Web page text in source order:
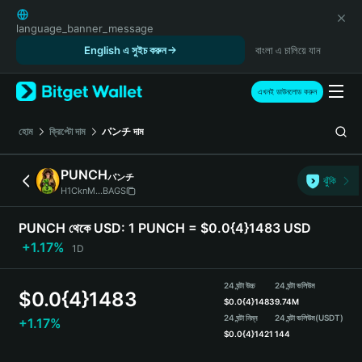
English
日本語
Русский
Español (Latinoamérica)
Türkçe
Italiano
Deutsch
简体中文
繁體中文
Português (Portugal)
Bahasa Indonesia
Español
language_banner_message
English এ সুইচ করুন
বাংলা এ চালিয়ে যান
এখনই ডাউনলোড করুন
হোম ক্রিপ্টো দাম パンチ দাম
PUNCHパンチ
H1CknM...BAGS
ঝুঁকি
PUNCH থেকে USD: 1 PUNCH = $0.0{4}1483 USD
+1.17%
1D
$0.0{4}1483
+1.17%
24 ঘন্টা উচ্চ
$0.0{4}1483
24 ঘন্টা নিম্ন
$0.0{4}1421
24 ঘন্টা ভলিউম
9.74M
24 ঘন্টা ভলিউম(USDT)
144